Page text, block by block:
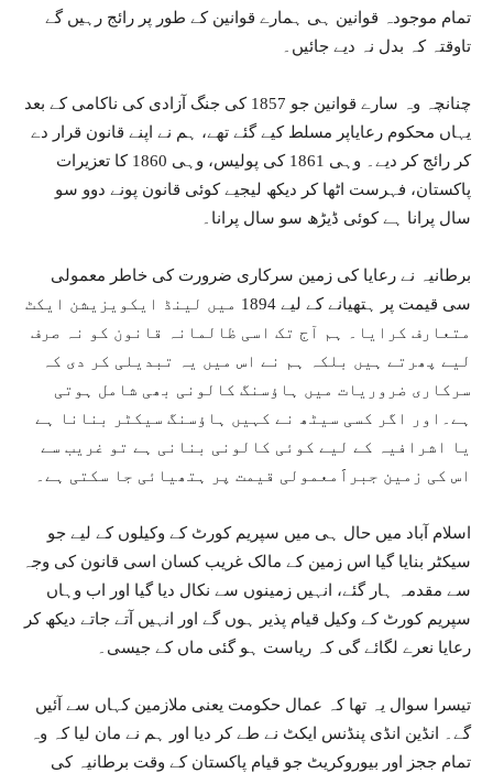
تمام موجودہ قوانین ہی ہمارے قوانین کے طور پر رائج رہیں گے
تاوقتہ کہ بدل نہ دیے جائیں۔
چنانچہ وہ سارے قوانین جو 1857 کی جنگ آزادی کی ناکامی کے بعد
یہاں محکوم رعایاپر مسلط کیے گئے تھے، ہم نے اپنے قانون قرار دے
کر رائج کر دیے۔ وہی 1861 کی پولیس، وہی 1860 کا تعزیرات
پاکستان، فہرست اٹھا کر دیکھ لیجیے کوئی قانون پونے دوو سو
سال پرانا ہے کوئی ڈیڑھ سو سال پرانا۔
برطانیہ نے رعایا کی زمین سرکاری ضرورت کی خاطر معمولی
سی قیمت پر ہتھیانے کے لیے 1894 میں لینڈ ایکویزیشن ایکٹ
متعارف کرایا۔ ہم آج تک اسی ظالمانہ قانون کو نہ صرف
لیے پھرتے ہیں بلکہ ہم نے اس میں یہ تبدیلی کر دی کہ
سرکاری ضروریات میں ہاؤسنگ کالونی بھی شامل ہوتی
ہے۔اور اگر کسی سیٹھ نے کہیں ہاؤسنگ سیکٹر بنانا ہے
یا اشرافیہ کے لیے کوئی کالونی بنانی ہے تو غریب سے
اس کی زمین جبراََمعمولی قیمت پر ہتھیائی جا سکتی ہے۔
اسلام آباد میں حال ہی میں سپریم کورٹ کے وکیلوں کے لیے جو
سیکٹر بنایا گیا اس زمین کے مالک غریب کسان اسی قانون کی وجہ
سے مقدمہ ہار گئے، انہیں زمینوں سے نکال دیا گیا اور اب وہاں
سپریم کورٹ کے وکیل قیام پذیر ہوں گے اور انہیں آتے جاتے دیکھ کر
رعایا نعرے لگائے گی کہ ریاست ہو گئی ماں کے جیسی۔
تیسرا سوال یہ تھا کہ عمال حکومت یعنی ملازمین کہاں سے آئیں
گے۔ انڈین انڈی پنڈنس ایکٹ نے طے کر دیا اور ہم نے مان لیا کہ وہ
تمام ججز اور بیوروکریٹ جو قیام پاکستان کے وقت برطانیہ کی